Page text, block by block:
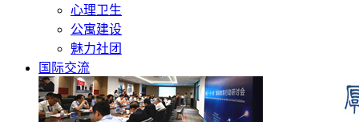
心理卫生
公寓建设
魅力社团
国际交流